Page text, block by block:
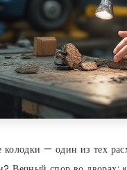
— один из тех